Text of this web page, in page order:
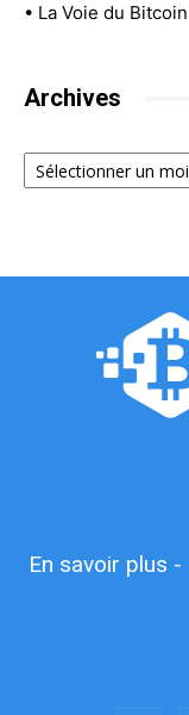
• La Voie du Bitcoin
Archives
Archives
En savoir plus -